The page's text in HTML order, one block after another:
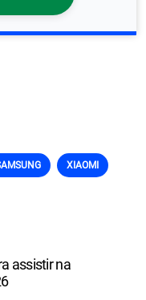
XIAOMI
assistir na